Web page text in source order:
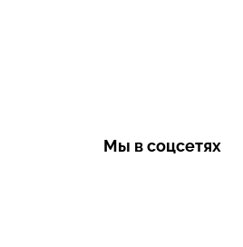
Мы в соцсетях